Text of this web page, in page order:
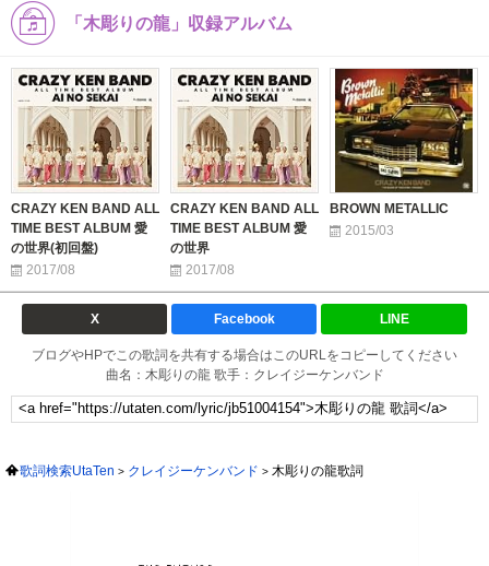
「木彫りの龍」収録アルバム
CRAZY KEN BAND ALL
TIME BEST ALBUM 愛
の世界(初回盤)
2017/08
CRAZY KEN BAND ALL
TIME BEST ALBUM 愛
の世界
2017/08
BROWN METALLIC
2015/03
X Facebook LINE
ブログやHPでこの歌詞を共有する場合はこのURLをコピーしてください
曲名：木彫りの龍 歌手：クレイジーケンバンド
歌詞検索UtaTen クレイジーケンバンド 木彫りの龍歌詞